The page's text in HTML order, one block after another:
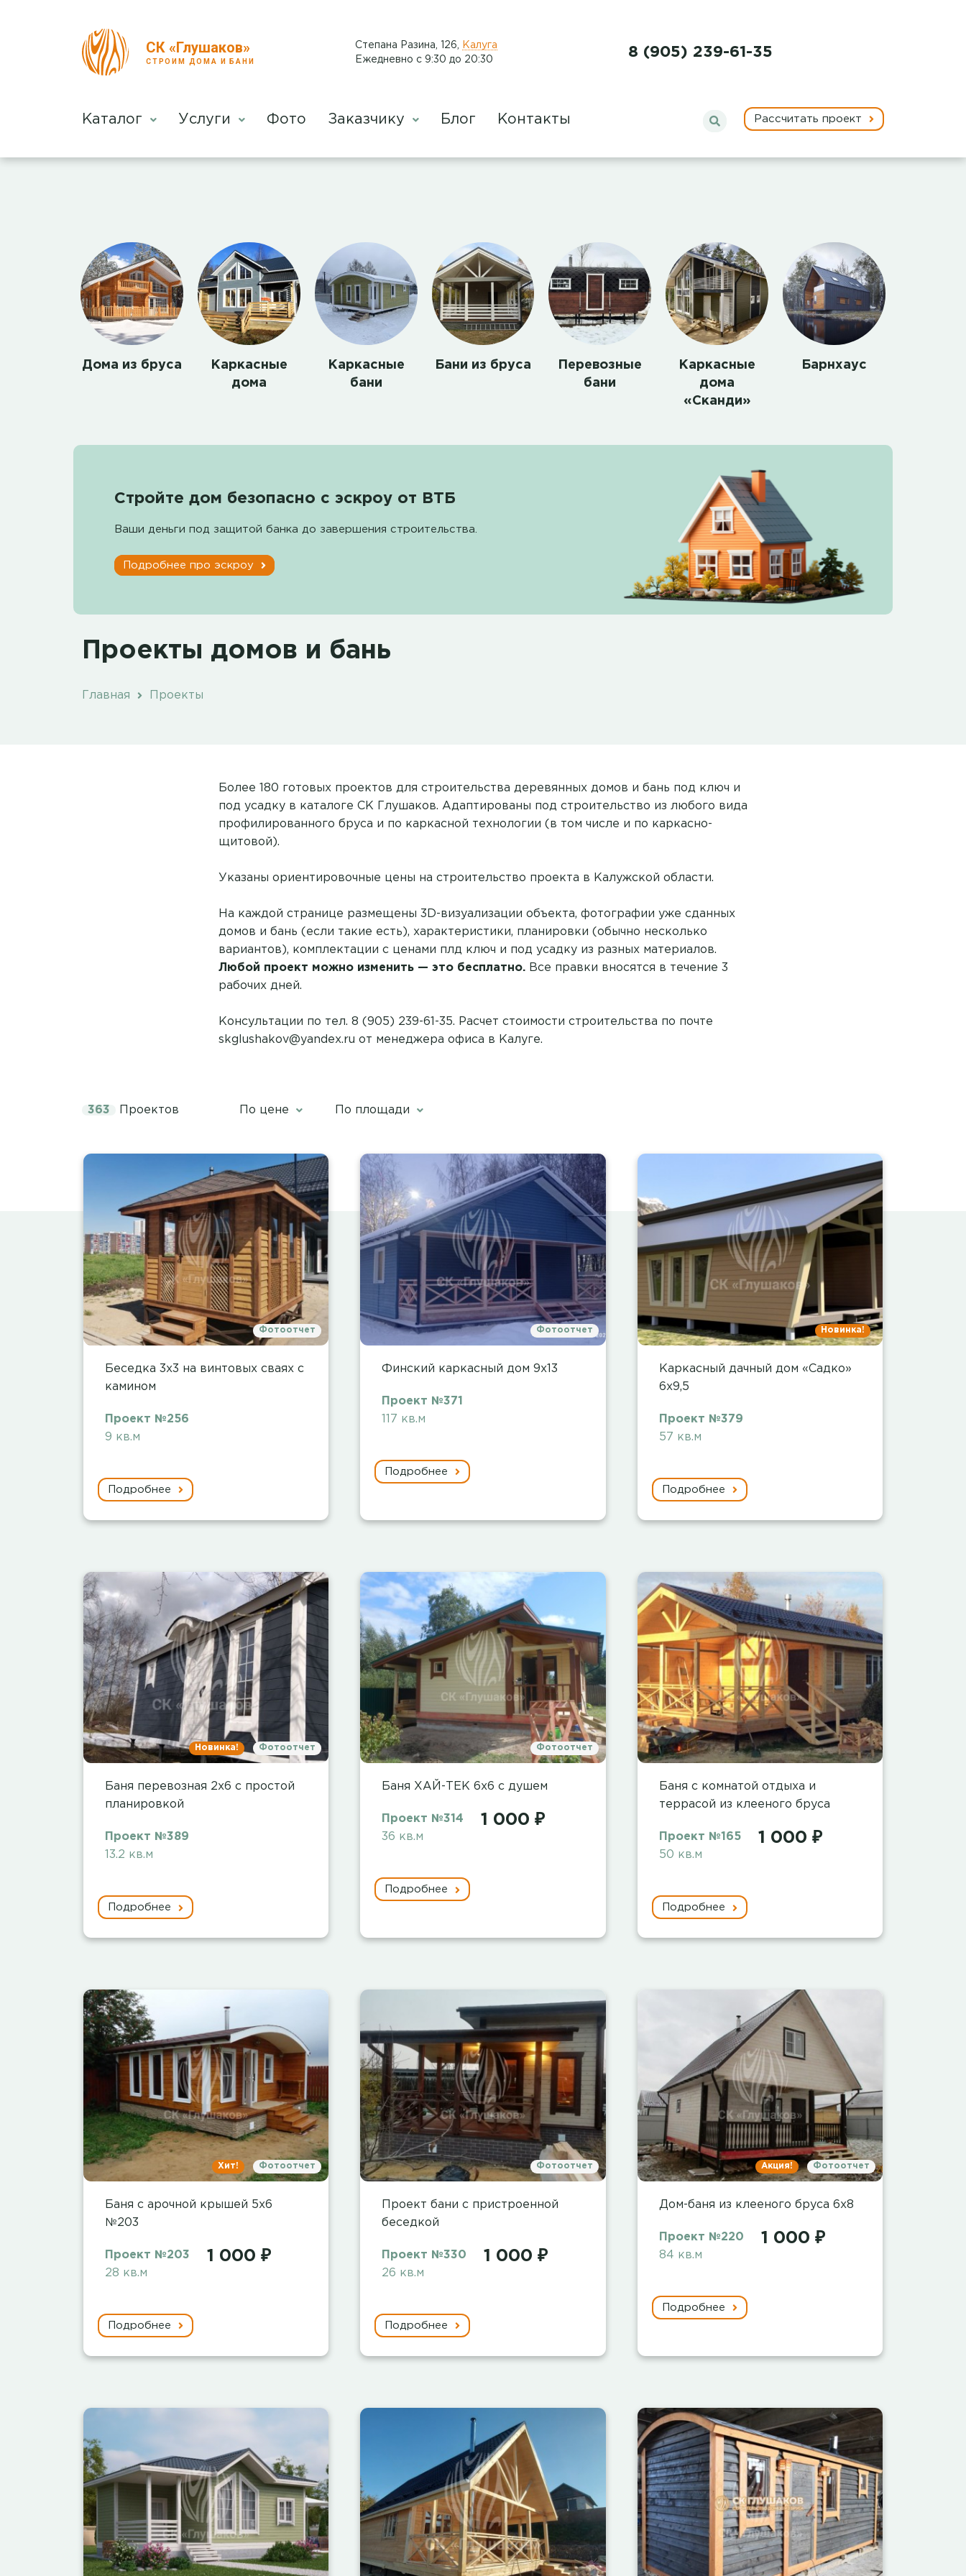
СК «Глушаков»
СТРОИМ ДОМА И БАНИ
​Степана Разина, 126
Калуга
Ежедневно с 9:30 до 20:30
8 (905) 239-61-35
Каталог Услуги Фото Заказчику Блог Контакты Рассчитать проект
Дома из бруса
Каркасные
дома
Каркасные
бани
Бани из бруса
Перевозные
бани
Каркасные
дома
«Сканди»
Барнхаус
Стройте дом безопасно с эскроу от ВТБ
Ваши деньги под защитой банка до завершения строительства.
Подробнее про эскроу
Проекты домов и бань
Главная Проекты
Более 180 готовых проектов для строительства деревянных домов и бань под ключ и
под усадку в каталоге СК Глушаков. Адаптированы под строительство из любого вида
профилированного бруса и по каркасной технологии (в том числе и по каркасно-
щитовой).
Указаны ориентировочные цены на строительство проекта в Калужской области.
На каждой странице размещены 3D-визуализации объекта, фотографии уже сданных
домов и бань (если такие есть), характеристики, планировки (обычно несколько
вариантов), комплектации с ценами плд ключ и под усадку из разных материалов.
Любой проект можно изменить — это бесплатно. Все правки вносятся в течение 3
рабочих дней.
Консультации по тел. 8 (905) 239-61-35. Расчет стоимости строительства по почте
skglushakov@yandex.ru от менеджера офиса в Калуге.
363 Проектов По цене По площади
Фотоотчет
Беседка 3х3 на винтовых сваях с
камином
Проект №256
9 кв.м
Подробнее
Фотоотчет
Финский каркасный дом 9х13
Проект №371
117 кв.м
Подробнее
Новинка!
Каркасный дачный дом «Садко»
6х9,5
Проект №379
57 кв.м
Подробнее
Новинка! Фотоотчет
Баня перевозная 2х6 с простой
планировкой
Проект №389
13.2 кв.м
Подробнее
Фотоотчет
Баня ХАЙ-ТЕК 6х6 с душем
Проект №314
36 кв.м
1 000 ₽
Подробнее
Баня с комнатой отдыха и
террасой из клееного бруса
Проект №165
50 кв.м
1 000 ₽
Подробнее
Хит! Фотоотчет
Баня с арочной крышей 5х6
№203
Проект №203
28 кв.м
1 000 ₽
Подробнее
Фотоотчет
Проект бани с пристроенной
беседкой
Проект №330
26 кв.м
1 000 ₽
Подробнее
Акция! Фотоотчет
Дом-баня из клееного бруса 6х8
Проект №220
84 кв.м
1 000 ₽
Подробнее